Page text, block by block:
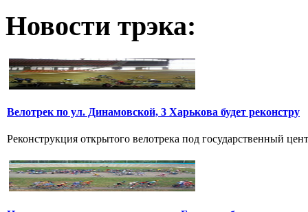
Новости трэка:
Велотрек по ул. Динамовской, 3 Харькова будет реконстру
Реконструкция открытого велотрека под государственный